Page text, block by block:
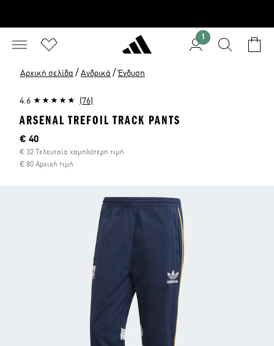
1
Αρχική σελίδα / Ανδρικά / Ένδυση
4.6 (76)
ARSENAL TREFOIL TRACK PANTS
Τρέχουσα τιμή
€ 40
€ 32 Τελευταία χαμηλότερη τιμή
€ 80 Αρχική τιμή